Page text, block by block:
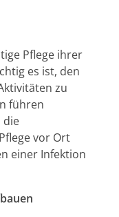
Pflege ihrer
es ist, den
zu
führen
die
vor Ort
einer Infektion